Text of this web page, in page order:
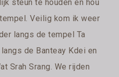
steun te houden en hou
Veilig kom ik weer
langs de tempel Ta
de Banteay Kdei en
Srah Srang. We rijden